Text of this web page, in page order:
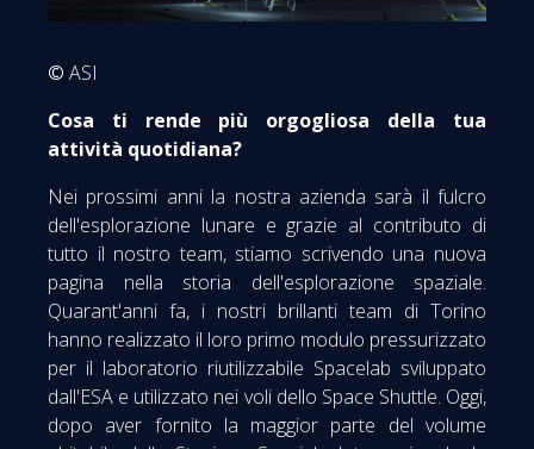
© ASI
Cosa ti rende più orgogliosa della tua
attività quotidiana?
Nei prossimi anni la nostra azienda sarà il fulcro
dell'esplorazione lunare e grazie al contributo di
tutto il nostro team, stiamo scrivendo una nuova
pagina nella storia dell'esplorazione spaziale.
Quarant'anni fa, i nostri brillanti team di Torino
hanno realizzato il loro primo modulo pressurizzato
per il laboratorio riutilizzabile Spacelab sviluppato
dall'ESA e utilizzato nei voli dello Space Shuttle. Oggi,
dopo aver fornito la maggior parte del volume